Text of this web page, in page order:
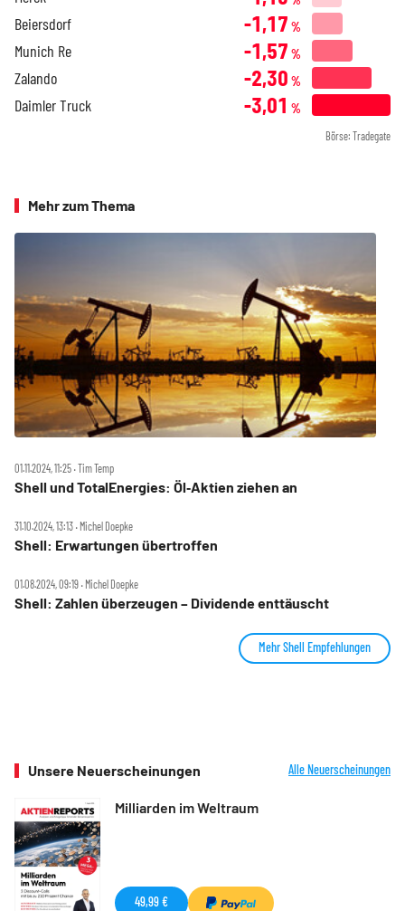
Beiersdorf -1,17 %
Munich Re -1,57 %
Zalando -2,30 %
Daimler Truck -3,01 %
Börse: Tradegate
Mehr zum Thema
01.11.2024, 11:25 ‧ Tim Temp
Shell und TotalEnergies: Öl‑Aktien ziehen an
31.10.2024, 13:13 ‧ Michel Doepke
Shell: Erwartungen übertroffen
01.08.2024, 09:19 ‧ Michel Doepke
Shell: Zahlen überzeugen – Dividende enttäuscht
Mehr Shell Empfehlungen
Unsere Neuerscheinungen Alle Neuerscheinungen
Milliarden im Weltraum
49,99 €